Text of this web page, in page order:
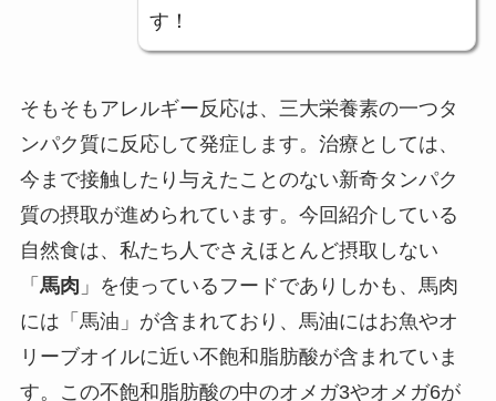
す！
そもそもアレルギー反応は、三大栄養素の一つタ
ンパク質に反応して発症します。治療としては、
今まで接触したり与えたことのない新奇タンパク
質の摂取が進められています。今回紹介している
自然食は、私たち人でさえほとんど摂取しない
「 馬肉 」を使っているフードでありしかも、馬肉
には「馬油」が含まれており、馬油にはお魚やオ
リーブオイルに近い不飽和脂肪酸が含まれていま
す。この不飽和脂肪酸の中のオメガ3やオメガ6が